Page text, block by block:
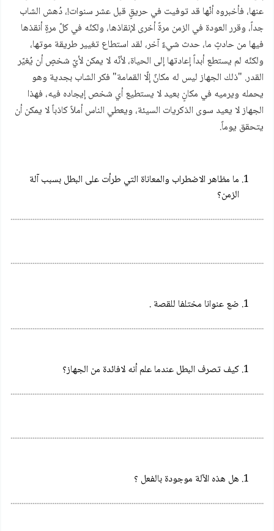
عنها، فأخبروه أنّها قد توفيت في حريقٍ قبل عشر سنوات!، دُهش الشاب
جداً، وقرر العودة في الزمن مرةً أخرى لإنقاذها، ولكنّه في كلّ مرةٍ أنقذها
فيها من حادثٍ ما، حدث شيءٌ آخر، لقد استطاع تغيير طريقة موتها،
ولكنّه لم يستطع أبداً إعادتها إلى الحياة، لأنّه لا يمكن لأيّ شخصٍ أن يُغيّر
القدر. "ذلك الجهاز ليس له مكانٌ إلّا القمامة" فكر الشاب بجدية وهو
يحمله ويرميه في مكانٍ بعيد لا يستطيع أي شخص إيجاده فيه، فهذا
الجهاز لا يعيد سوى الذكريات السيئة، ويعطي الناس أملاً كاذباً لا يمكن أن
يتحقق يوماً.
ما مظاهر الاضطراب والمعاناة التي طرأت على البطل بسبب آلة
الزمن؟
ضع عنوانا مختلفا للقصة .
كيف تصرف البطل عندما علم أنه لافائدة من الجهاز؟
هل هذه الآلة موجودة بالفعل ؟